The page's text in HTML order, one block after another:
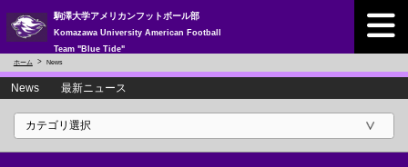
駒澤大学アメリカンフットボール部
Komazawa University American Football
Team "Blue Tide"
ホーム News
News 最新ニュース